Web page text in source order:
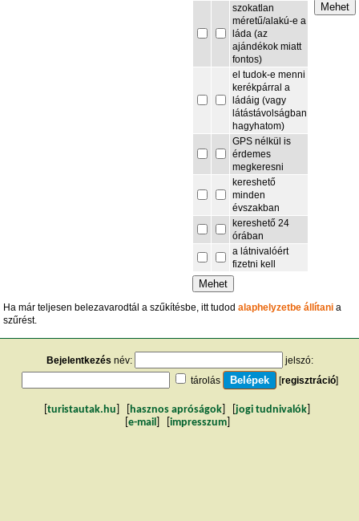
szokatlan
méretű/alakú-e a
láda (az
ajándékok miatt
fontos)
el tudok-e menni
kerékpárral a
ládáig (vagy
látástávolságban
hagyhatom)
GPS nélkül is
érdemes
megkeresni
kereshető
minden
évszakban
kereshető 24
órában
a látnivalóért
fizetni kell
Ha már teljesen belezavarodtál a szűkítésbe, itt tudodalaphelyzetbe állítani a
szűrést.
Bejelentkezés név:
jelszó:
tárolás
[regisztráció]
turistautak.hu hasznos apróságok jogi tudnivalók
e-mail impresszum]